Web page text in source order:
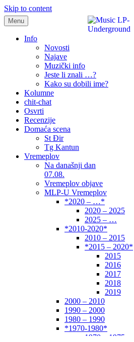
Skip to content
samo muzika i …..
Menu
Info
Novosti
Najave
Muzički info
Jeste li znali …?
Kako su dobili ime?
Kolumne
chit-chat
Osvrti
Recenzije
Domaća scena
St Đir
Tg Kantun
Vremeplov
Na današnji dan
07.08.
Vremeplov objave
MLP-U Vremeplov
*2020 – …*
2020 – 2025
2025 – …
*2010-2020*
2010 – 2015
*2015 – 2020*
2015
2016
2017
2018
2019
2000 – 2010
1990 – 2000
1980 – 1990
*1970-1980*
1970 – 1975